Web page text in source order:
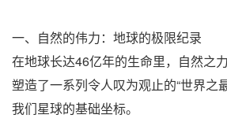
一、自然的伟力：地球的极限纪录
在地球长达46亿年的生命里，自然之
塑造了一系列令人叹为观止的“世界之
我们星球的基础坐标。